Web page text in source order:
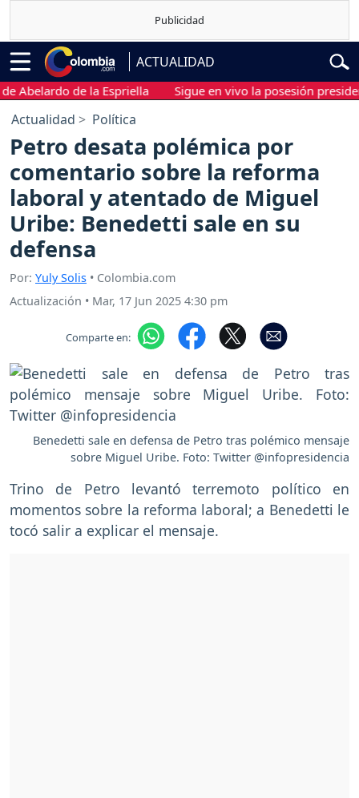
ACTUALIDAD
de la Espriella Sigue en vivo la posesión
Actualidad Política
Petro desata polémica por
comentario sobre la reforma
laboral y atentado de Miguel
Uribe: Benedetti sale en su
defensa
Por: Yuly Solis • Colombia.com
Actualización • Mar, 17 Jun 2025 4:30 pm
Comparte en:
Benedetti sale en defensa de Petro tras polémico mensaje
sobre Miguel Uribe. Foto: Twitter @infopresidencia
Trino de Petro levantó terremoto político en
momentos sobre la reforma laboral; a Benedetti le
tocó salir a explicar el mensaje.